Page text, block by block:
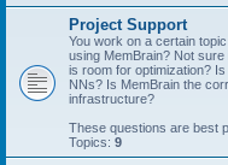
Project Support
You work on a certain
using MemBrain? Not
is room for optimization?
NNs? Is MemBrain the
infrastructure?
These questions are best
Topics: 9